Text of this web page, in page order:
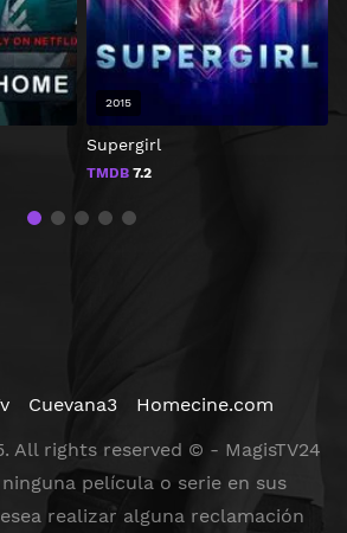
Supergirl
TMDB 7.2
2015
Cuevana3
Homecine.com
All rights reserved © - MagisTV24
película o serie en sus
realizar alguna reclamación